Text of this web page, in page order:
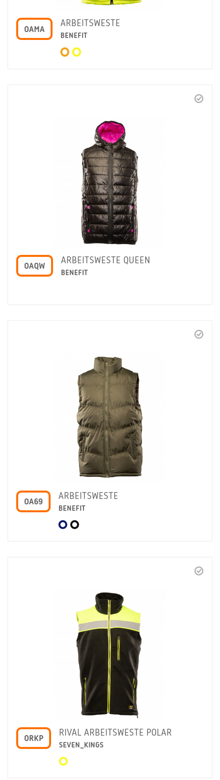
OAMA
ARBEITSWESTE
BENEFIT
OAQW
ARBEITSWESTE QUEEN
BENEFIT
OA69
ARBEITSWESTE
BENEFIT
ORKP
RIVAL ARBEITSWESTE POLAR
SEVEN_KINGS